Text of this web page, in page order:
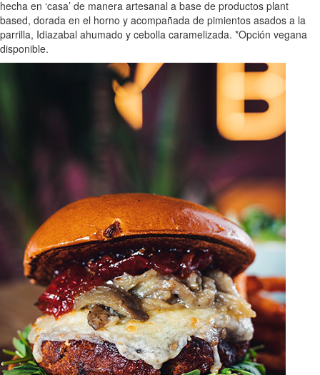
hecha en ‘casa’ de manera artesanal a base de productos plant
based, dorada en el horno y acompañada de pimientos asados a la
parrilla, Idiazabal ahumado y cebolla caramelizada. *Opción vegana
disponible.